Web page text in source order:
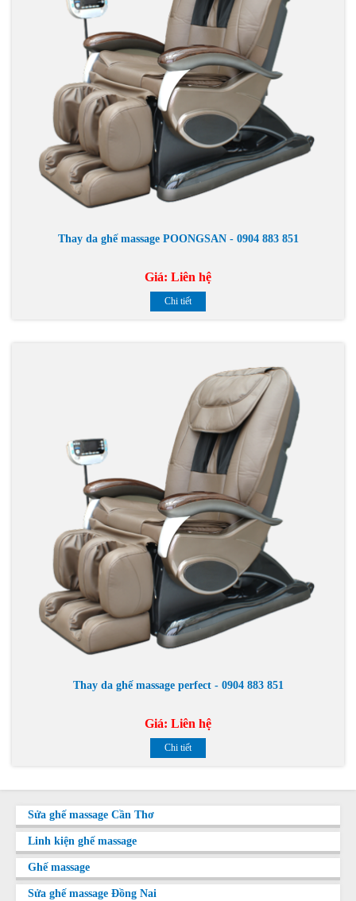
Thay da ghế massage POONGSAN - 0904 883 851
Giá: Liên hệ
Chi tiết
Thay da ghế massage perfect - 0904 883 851
Giá: Liên hệ
Chi tiết
Sửa ghế massage Cần Thơ
Linh kiện ghế massage
Ghế massage
Sửa ghế massage Đồng Nai